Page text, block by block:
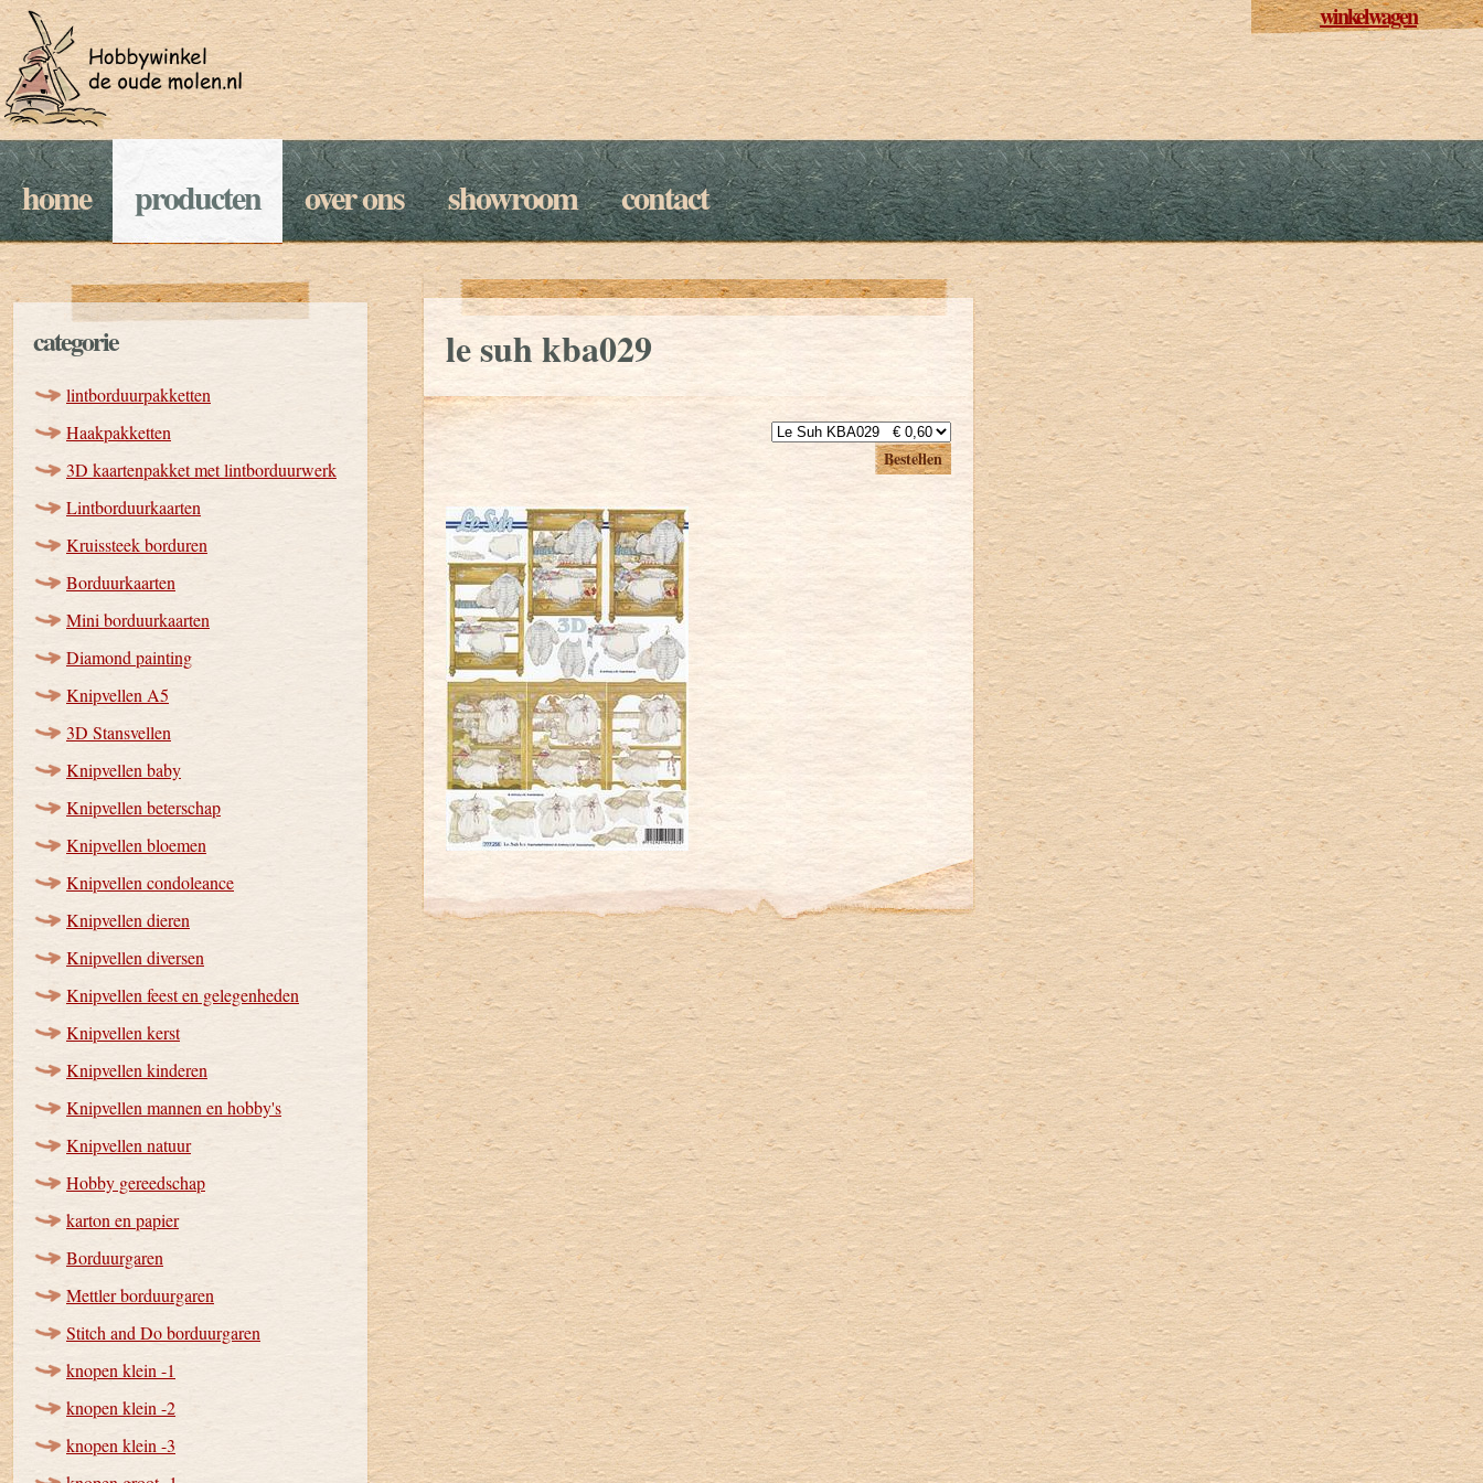
winkelwagen
home producten over ons showroom contact
categorie
lintborduurpakketten
Haakpakketten
3D kaartenpakket met lintborduurwerk
Lintborduurkaarten
Kruissteek borduren
Borduurkaarten
Mini borduurkaarten
Diamond painting
Knipvellen A5
3D Stansvellen
Knipvellen baby
Knipvellen beterschap
Knipvellen bloemen
Knipvellen condoleance
Knipvellen dieren
Knipvellen diversen
Knipvellen feest en gelegenheden
Knipvellen kerst
Knipvellen kinderen
Knipvellen mannen en hobby's
Knipvellen natuur
Hobby gereedschap
karton en papier
Borduurgaren
Mettler borduurgaren
Stitch and Do borduurgaren
knopen klein -1
knopen klein -2
knopen klein -3
le suh kba029